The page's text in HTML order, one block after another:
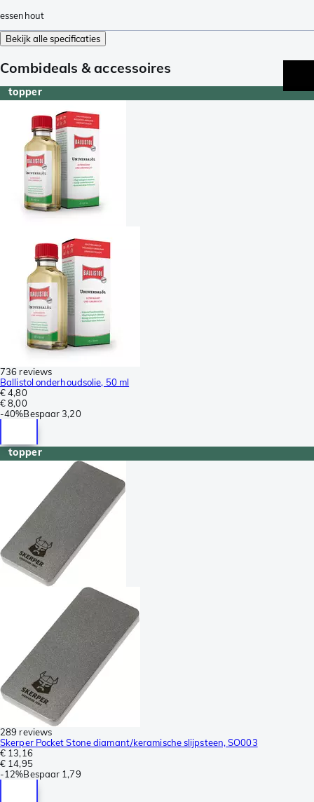
essenhout
Bekijk alle specificaties
Combideals & accessoires
topper
736 reviews
Ballistol onderhoudsolie, 50 ml
€ 4,80
€ 8,00
-40%Bespaar 3,20
topper
289 reviews
Skerper Pocket Stone diamant/keramische slijpsteen, SO003
€ 13,16
€ 14,95
-12%Bespaar 1,79